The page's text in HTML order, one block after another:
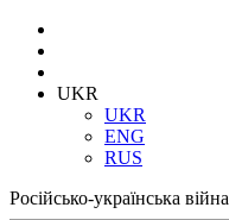
UKR
UKR
ENG
RUS
Російсько-українська війна